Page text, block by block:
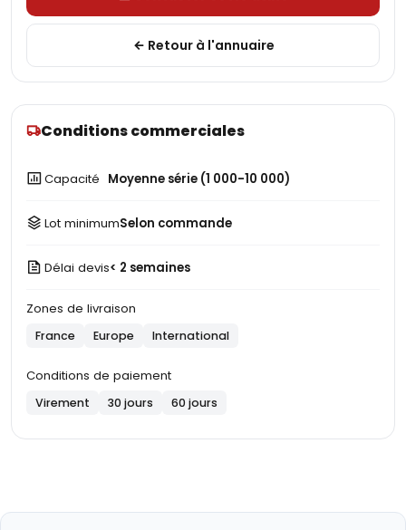
Retour à l'annuaire
Conditions commerciales
Capacité Moyenne série (1 000-10 000)
Lot minimumSelon commande
Délai devis< 2 semaines
Zones de livraison
France Europe International
Conditions de paiement
Virement 30 jours 60 jours